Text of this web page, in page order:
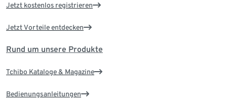
Jetzt kostenlos registrieren
Jetzt Vorteile entdecken
Rund um unsere Produkte
Tchibo Kataloge & Magazine
Bedienungsanleitungen